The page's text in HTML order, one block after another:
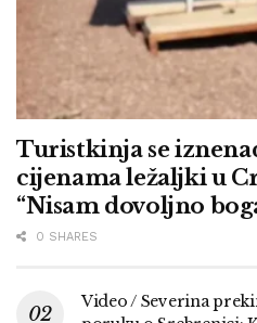
Turistkinja se
cijenama ležaljki u
“Nisam dovoljno
0 SHARES
Video / Severina